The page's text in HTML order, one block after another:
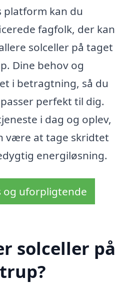
platform kan du
fagfolk, der kan
solceller på taget
Dine behov og
i betragtning, så du
perfekt til dig.
i dag og oplev,
være at tage skridtet
energiløsning.
og uforpligtende
solceller på